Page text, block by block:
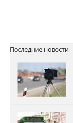
Последние новости